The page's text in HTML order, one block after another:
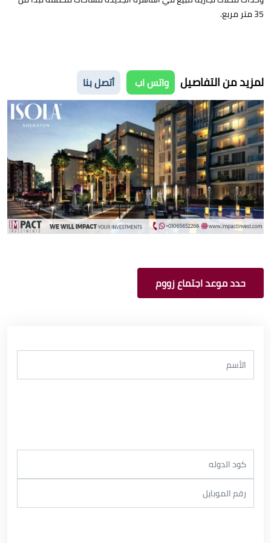
35 متر مربع.
لمزيد من التفاصيل واتس اب أتصل بنا
حدد موعد اجتماع زووم